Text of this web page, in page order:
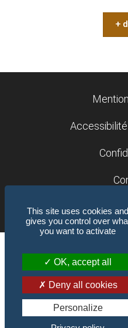
+
© 2018-2026 Mairie
This site uses cookies and
gives you control over
you want to activate
OK, accept all
Deny all cookies
Personalize